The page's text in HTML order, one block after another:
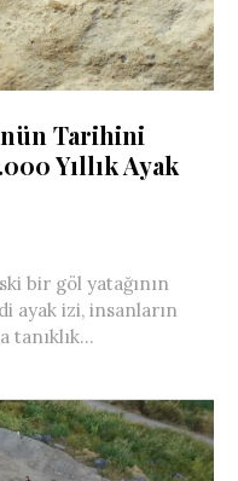
Tarihini
Yıllık Ayak
bir göl yatağının
ayak izi, insanların
tanıklık...